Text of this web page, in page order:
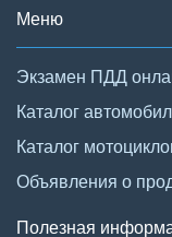
Меню
Экзамен ПДД
Каталог
Каталог
Объявления о
Полезная